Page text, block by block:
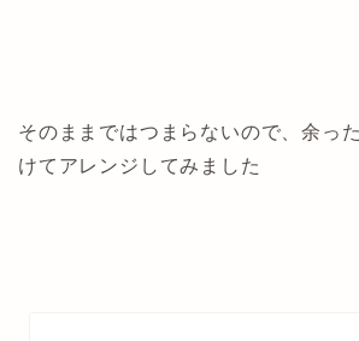
そのままではつまらないので、余っ
けてアレンジしてみました